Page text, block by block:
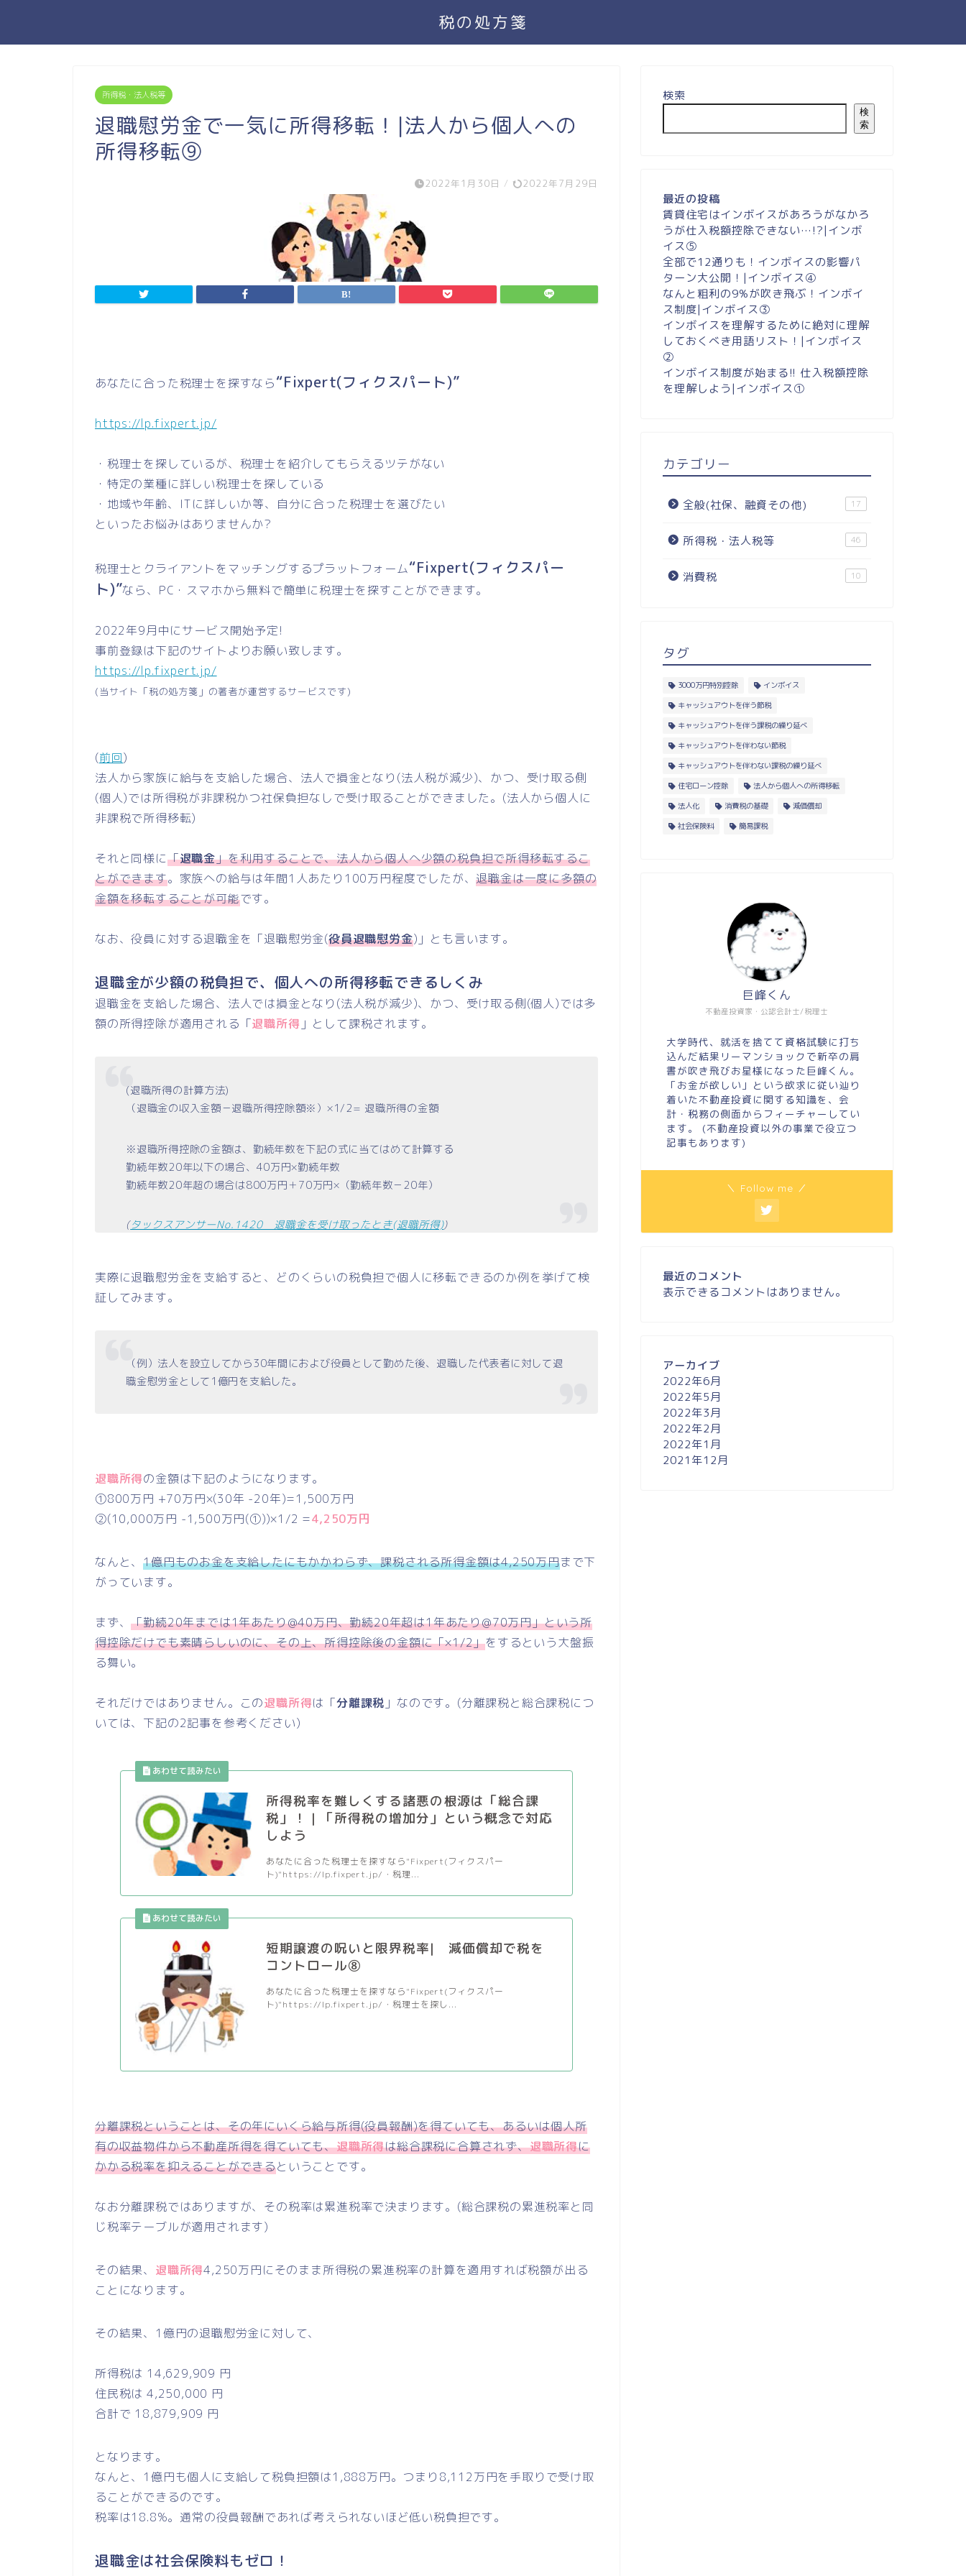
税の処方箋
所得税・法人税等
退職慰労金で一気に所得移転！|法人から個人への
所得移転⑨
2022年1月30日 / 2022年7月29日
あなたに合った税理士を探すなら“Fixpert(フィクスパート)”
https://lp.fixpert.jp/
・税理士を探しているが、税理士を紹介してもらえるツテがない
・特定の業種に詳しい税理士を探している
・地域や年齢、ITに詳しいか等、自分に合った税理士を選びたい
といったお悩みはありませんか?
税理士とクライアントをマッチングするプラットフォーム“Fixpert(フィクスパー
ト)”なら、PC・スマホから無料で簡単に税理士を探すことができます。
2022年9月中にサービス開始予定!
事前登録は下記のサイトよりお願い致します。
https://lp.fixpert.jp/
(当サイト「税の処方箋」の著者が運営するサービスです)
(前回)
法人から家族に給与を支給した場合、法人で損金となり(法人税が減少)、かつ、受け取る側
(個人)では所得税が非課税かつ社保負担なしで受け取ることができました。(法人から個人に
非課税で所得移転)
それと同様に「退職金」を利用することで、法人から個人へ少額の税負担で所得移転するこ
とができます。家族への給与は年間1人あたり100万円程度でしたが、退職金は一度に多額の
金額を移転することが可能です。
なお、役員に対する退職金を「退職慰労金(役員退職慰労金)」とも言います。
退職金が少額の税負担で、個人への所得移転できるしくみ
退職金を支給した場合、法人では損金となり(法人税が減少)、かつ、受け取る側(個人)では多
額の所得控除が適用される「退職所得 」として課税されます。
(退職所得の計算方法)
（退職金の収入金額－退職所得控除額※）×1/2= 退職所得の金額
※退職所得控除の金額は、勤続年数を下記の式に当てはめて計算する
勤続年数20年以下の場合、40万円×勤続年数
勤続年数20年超の場合は800万円＋70万円×（勤続年数－20年）
(タックスアンサーNo.1420 退職金を受け取ったとき(退職所得))
実際に退職慰労金を支給すると、どのくらいの税負担で個人に移転できるのか例を挙げて検
証してみます。
（例）法人を設立してから30年間におよび役員として勤めた後、退職した代表者に対して退
職金慰労金として1億円を支給した。
退職所得の金額は下記のようになります。
①800万円 +70万円×(30年 -20年)=1,500万円
②(10,000万円 -1,500万円(①))×1/2 =4,250万円
なんと、1億円ものお金を支給したにもかかわらず、課税される所得金額は4,250万円まで下
がっています。
まず、「勤続20年までは1年あたり@40万円、勤続20年超は1年あたり@70万円」という所
得控除だけでも素晴らしいのに、その上、所得控除後の金額に「×1/2」をするという大盤振
る舞い。
それだけではありません。この退職所得は「分離課税 」なのです。(分離課税と総合課税につ
いては、下記の2記事を参考ください)
所得税率を難しくする諸悪の根源は「総合課
税」！ | 「所得税の増加分」という概念で対応
しよう
あなたに合った税理士を探すなら"Fixpert(フィクスパー
ト)"https://lp.fixpert.jp/・税理...
短期譲渡の呪いと限界税率| 減価償却で税を
コントロール⑧
あなたに合った税理士を探すなら"Fixpert(フィクスパー
ト)"https://lp.fixpert.jp/・税理士を探し...
分離課税ということは、その年にいくら給与所得(役員報酬)を得ていても、あるいは個人所
有の収益物件から不動産所得を得ていても、退職所得は総合課税に合算されず、退職所得に
かかる税率を抑えることができるということです。
なお分離課税ではありますが、その税率は累進税率で決まります。(総合課税の累進税率と同
じ税率テーブルが適用されます)
その結果、 退職所得4,250万円にそのまま所得税の累進税率の計算を適用すれば税額が出る
ことになります。
その結果、1億円の退職慰労金に対して、
所得税は 14,629,909 円
住民税は 4,250,000 円
合計で 18,879,909 円
となります。
なんと、1億円も個人に支給して税負担額は1,888万円。つまり8,112万円を手取りで受け取
ることができるのです。
税率は18.8%。通常の役員報酬であれば考えられないほど低い税負担です。
退職金は社会保険料もゼロ！
検索
検
索
最近の投稿
賃貸住宅はインボイスがあろうがなかろ
うが仕入税額控除できない…!?|インボ
イス⑤
全部で12通りも！インボイスの影響パ
ターン大公開！|インボイス④
なんと粗利の9%が吹き飛ぶ！インボイ
ス制度|インボイス③
インボイスを理解するために絶対に理解
しておくべき用語リスト！|インボイス
②
インボイス制度が始まる!! 仕入税額控除
を理解しよう|インボイス①
カテゴリー
全般(社保、融資その他) 17
所得税・法人税等 46
消費税 10
タグ
3000万円特別控除
インボイス
キャッシュアウトを伴う節税
キャッシュアウトを伴う課税の繰り延べ
キャッシュアウトを伴わない節税
キャッシュアウトを伴わない課税の繰り延べ
住宅ローン控除
法人から個人への所得移転
法人化
消費税の基礎
減価償却
社会保険料
簡易課税
不動産投資家・公認会計士/税理士
巨峰くん
大学時代、就活を捨てて資格試験に打ち
込んだ結果リーマンショックで新卒の肩
書が吹き飛びお星様になった巨峰くん。
「お金が欲しい」という欲求に従い辿り
着いた不動産投資に関する知識を、会
計・税務の側面からフィーチャーしてい
ます。 (不動産投資以外の事業で役立つ
記事もあります)
＼ Follow me ／
最近のコメント
表示できるコメントはありません。
アーカイブ
2022年6月
2022年5月
2022年3月
2022年2月
2022年1月
2021年12月